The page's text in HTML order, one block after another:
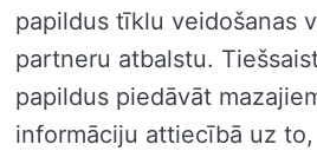
papildus tīklu veidošanas
partneru atbalstu.
papildus piedāvāt
informāciju attiecībā uz